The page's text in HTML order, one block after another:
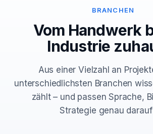
BRANCHEN
Vom Handwerk
Industrie
Aus einer Vielzahl an
unterschiedlichsten Branchen
zählt – und passen Sprache,
Strategie genau